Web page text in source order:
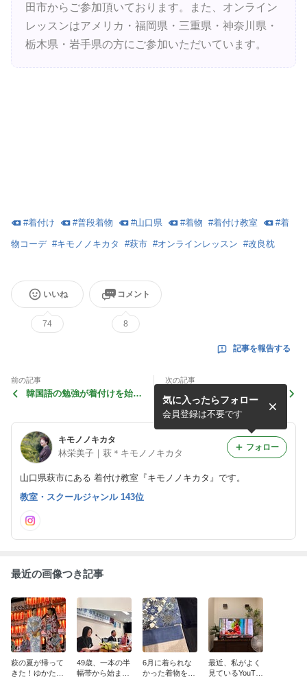
田市からご参加頂いております。また、オンライン
レッスンはアメリカ・福岡県・三重県・神奈川県・
栃木県・岩手県の方にご参加いただいています。
#着付け #普段着物 #山口県 #着物 #着付け教室 #着
物コーデ #キモノノキカタ #萩市 #オンラインレッスン #改良枕
いいね
74
コメント
8
記事を報告する
前の記事
韓国語の勉強が着付けを始め
次の記事
捨てないで！綿棒が入ってい
たプラケース
キモノノキカタ
林栄美子｜萩＊キモノノキカタ
山口県萩市にある 着付け教室『キモノノキカタ』です。
気に入ったらフォロー
会員登録は不要です
フォロー
教室・スクールジャンル 143位
最近の画像つき記事
萩の夏が帰って
きた！ゆかたde
49歳、一本の半
幅帯から始まっ
6月に着られな
かった着物を、
最近、私がよく
見ているYouTu